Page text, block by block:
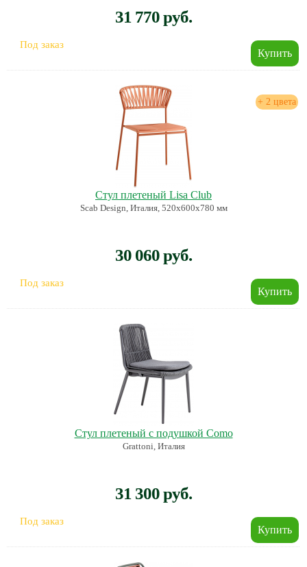
31 770 руб.
Под заказ
+ 2 цвета
Стул плетеный Lisa Club
Scab Design, Италия, 520х600х780 мм
30 060 руб.
Под заказ
Стул плетеный с подушкой Como
Grattoni, Италия
31 300 руб.
Под заказ